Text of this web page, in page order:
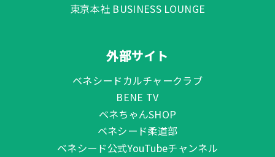
東京本社 BUSINESS LOUNGE
外部サイト
ベネシードカルチャークラブ
BENE TV
ベネちゃんSHOP
ベネシード柔道部
ベネシード公式YouTubeチャンネル